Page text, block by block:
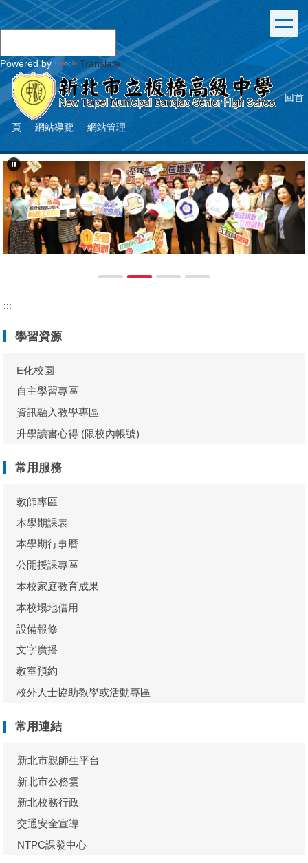
跳
到
內
容
區
Powered by Translate
:::
回首
頁 網站導覽 網站管理
:::
學習資源
E化校園
自主學習專區
資訊融入教學專區
升學讀書心得 (限校內帳號)
常用服務
教師專區
本學期課表
本學期行事曆
公開授課專區
本校家庭教育成果
本校場地借用
設備報修
文字廣播
教室預約
校外人士協助教學或活動專區
常用連結
新北市親師生平台
新北市公務雲
新北校務行政
交通安全宣導
NTPC課發中心